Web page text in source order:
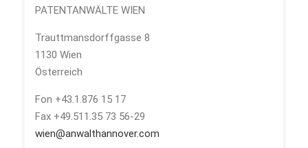
PATENTANWÄLTE WIEN
Trauttmansdorffgasse 8
1130 Wien
Österreich
Fon +43.1.876 15 17
Fax +49.511.35 73 56-29
wien@anwalthannover.com